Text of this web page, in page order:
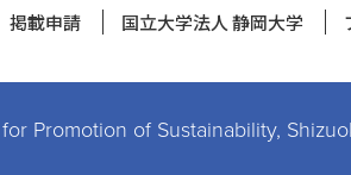
掲載申請 国立大学法人 静岡大学
Promotion of Sustainability,